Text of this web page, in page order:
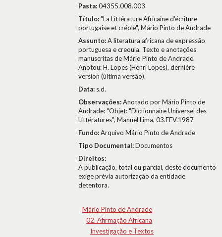
Pasta:04355.008.003
Título:"La Littérature Africaine d'écriture
portugaise et créole", Mário Pinto de Andrade
Assunto:A literatura africana de expressão
portuguesa e creoula. Texto e anotações
manuscritas de Mário Pinto de Andrade.
Anotou: H. Lopes (Henri Lopes), dernière
version (última versão).
Data: s.d.
Observações:Anotado por Mário Pinto de
Andrade: "Objet: "Dictionnaire Universel des
Littératures", Manuel Lima, 03.FEV.1987
Fundo:Arquivo Mário Pinto de Andrade
Tipo Documental:Documentos
Direitos:
A publicação, total ou parcial, deste documento
exige prévia autorização da entidade
detentora.
Mário Pinto de Andrade
02. Afirmação Africana
Investigação e Textos